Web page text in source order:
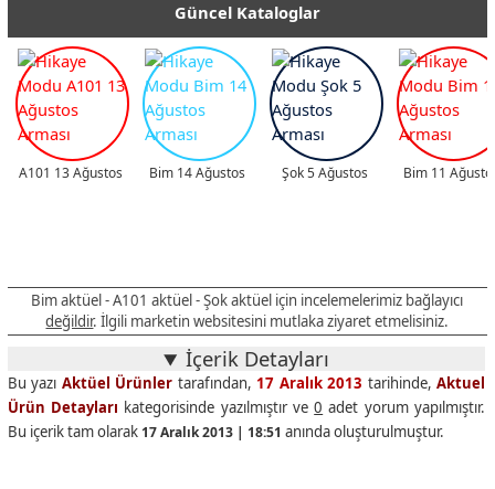
Güncel Kataloglar
A101 13 Ağustos Bim 14 Ağustos Şok 5 Ağustos Bim 11
Bim aktüel - A101 aktüel - Şok aktüel için incelemelerimiz bağlayıcı
değildir. İlgili marketin websitesini mutlaka ziyaret etmelisiniz.
İçerik Detayları
Bu yazı Aktüel Ürünler tarafından, 17 Aralık 2013 tarihinde,Aktuel
Ürün Detayları kategorisinde yazılmıştır ve0 adet yorum yapılmıştır.
Bu içerik tam olarak 17 Aralık 2013 | 18:51 anında oluşturulmuştur.